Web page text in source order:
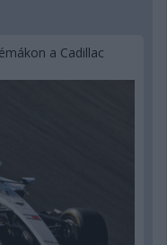
a Cadillac